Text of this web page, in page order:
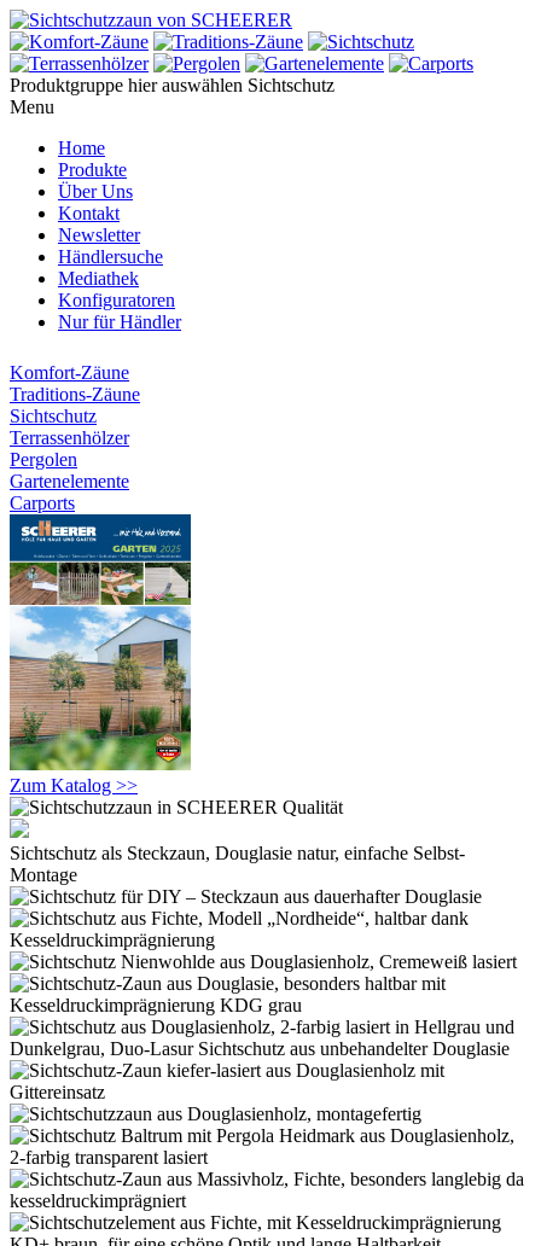
Produktgruppe hier auswählen Sichtschutz
Menu
Home
Produkte
Über Uns
Kontakt
Newsletter
Händlersuche
Mediathek
Konfiguratoren
Nur für Händler
Komfort-Zäune
Traditions-Zäune
Sichtschutz
Terrassenhölzer
Pergolen
Gartenelemente
Carports
Zum Katalog >>
Sichtschutz als Steckzaun, Douglasie natur, einfache Selbst-
Montage